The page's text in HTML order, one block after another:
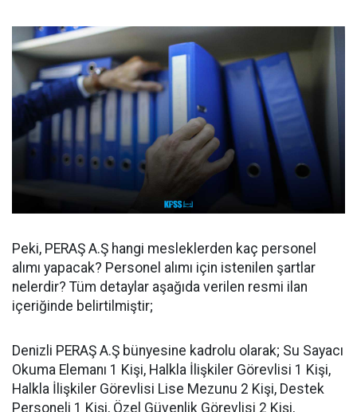
Peki, PERAŞ A.Ş hangi mesleklerden kaç personel
alımı yapacak? Personel alımı için istenilen şartlar
nelerdir? Tüm detaylar aşağıda verilen resmi ilan
içeriğinde belirtilmiştir;
Denizli PERAŞ A.Ş bünyesine kadrolu olarak; Su Sayacı
Okuma Elemanı 1 Kişi, Halkla İlişkiler Görevlisi 1 Kişi,
Halkla İlişkiler Görevlisi Lise Mezunu 2 Kişi, Destek
Personeli 1 Kişi, Özel Güvenlik Görevlisi 2 Kişi,